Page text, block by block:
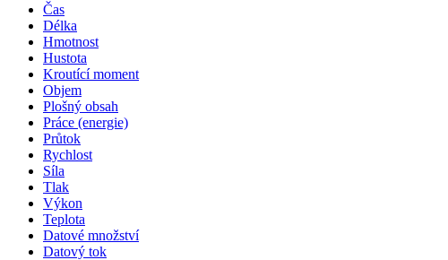
Čas
Délka
Hmotnost
Hustota
Kroutící moment
Objem
Plošný obsah
Práce (energie)
Průtok
Rychlost
Síla
Tlak
Výkon
Teplota
Datové množství
Datový tok